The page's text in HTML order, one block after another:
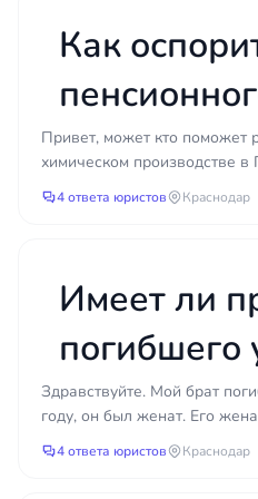
регионе Чувашская
распространены такие
фонда при наличии
работодателя или его
непредставление
подтверждающих
работы;
спорная
ухода за детьми,
недостаток
коэффициентов.
п.4 ст. 30?
Как
досрочной
Списку № 2
Привет, может кто поможет
химическом производстве в
Краснодар, примерно 15 лет,
4 ответа юристов Краснодар
Имеет ли
погибшего
СВО на
Здравствуйте. Мой брат
году, он был женат. Его
по потере кормильца, это
4 ответа юристов Краснодар